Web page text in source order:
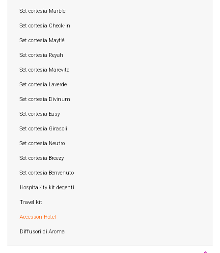
Set cortesia Marble
Set cortesia Check-in
Set cortesia Mayflé
Set cortesia Reyah
Set cortesia Marevita
Set cortesia Laverde
Set cortesia Divinum
Set cortesia Easy
Set cortesia Girasoli
Set cortesia Neutro
Set cortesia Breezy
Set cortesia Benvenuto
Hospital-ity kit degenti
Travel kit
Accessori Hotel
Diffusori di Aroma